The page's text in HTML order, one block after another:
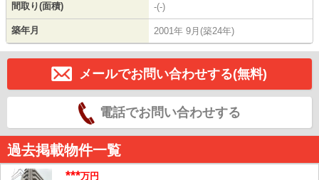
間取り(面積) -(-)
築年月 2001年 9月(築24年)
メールでお問い合わせする(無料)
電話でお問い合わせする
過去掲載物件一覧
***万円